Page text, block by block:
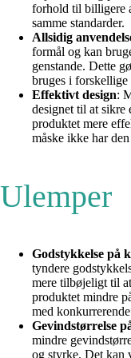
forhold til billigere
samme standarder.
Allsidig
formål og kan
genstande. Dette
bruges i
Effektivt design:
designet til at sikre
produktet mere
måske ikke har
Ulemper
Godstykkelse på
tyndere
mere tilbøjeligt til
produktet mindre
med
Gevindstørrelse
mindre
og styrke. Det kan